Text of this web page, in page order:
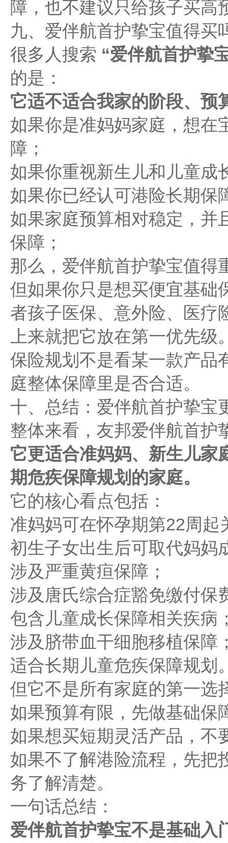
障，也不建议只给孩子买高
九、爱伴航首护挚宝值得买
很多人搜索 “爱伴航首护挚
的是：
它适不适合我家的阶段、预
如果你是准妈妈家庭，想在
障；
如果你重视新生儿和儿童成
如果你已经认可港险长期保
如果家庭预算相对稳定，并
保障；
那么，爱伴航首护挚宝值得
但如果你只是想买便宜基础
者孩子医保、意外险、医疗
上来就把它放在第一优先级
保险规划不是看某一款产品
庭整体保障里是否合适。
十、总结：爱伴航首护挚宝
整体来看，友邦爱伴航首护
它更适合准妈妈、新生儿家
期危疾保障规划的家庭。
它的核心看点包括：
准妈妈可在怀孕期第22周起
初生子女出生后可取代妈妈
涉及严重黄疸保障；
涉及唐氏综合症豁免缴付保
包含儿童成长保障相关疾病
涉及脐带血干细胞移植保障
适合长期儿童危疾保障规划
但它不是所有家庭的第一选
如果预算有限，先做基础保
如果想买短期灵活产品，不
如果不了解港险流程，先把
务了解清楚。
一句话总结：
爱伴航首护挚宝不是基础入